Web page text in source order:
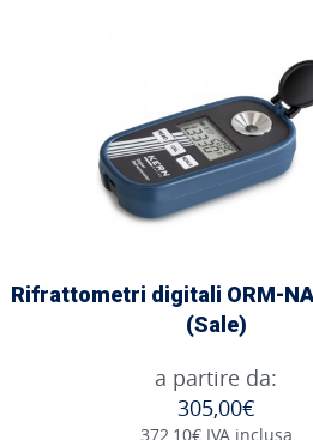
Rifrattometri digitali ORM-NA
(Sale)
a partire da:
305,00€
372,10€ IVA inclusa